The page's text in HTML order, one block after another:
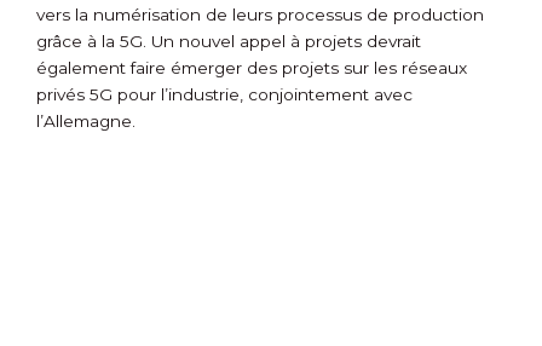
vers la numérisation de leurs processus de production
grâce à la 5G. Un nouvel appel à projets devrait
également faire émerger des projets sur les réseaux
privés 5G pour l’industrie, conjointement avec
l’Allemagne.